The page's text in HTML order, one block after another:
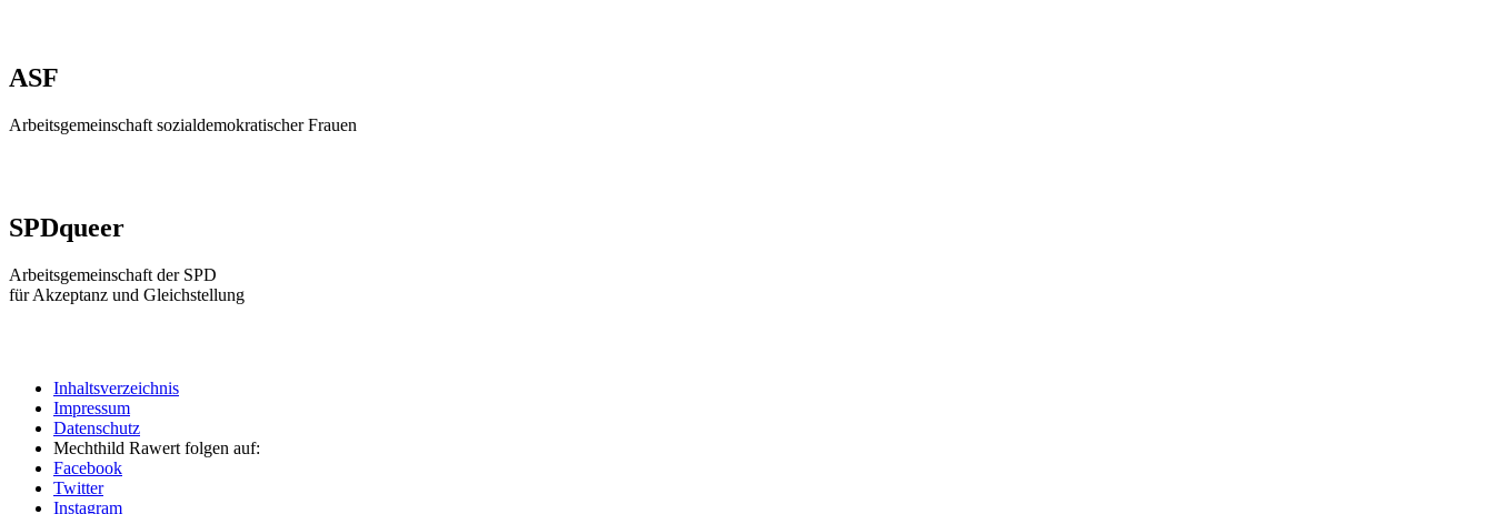
ASF
Arbeitsgemeinschaft sozialdemokratischer Frauen
SPDqueer
Arbeitsgemeinschaft der SPD
für Akzeptanz und Gleichstellung
Inhaltsverzeichnis
Impressum
Datenschutz
Mechthild Rawert folgen auf:
Facebook
Twitter
Instagram